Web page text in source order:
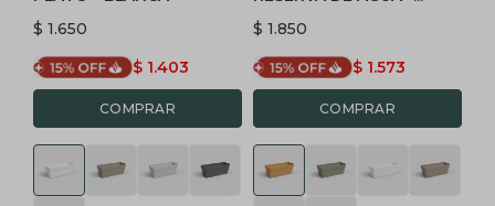
$ 1.650
$ 1.403
MOSTAZA
$ 1.850
$ 1.573